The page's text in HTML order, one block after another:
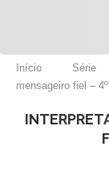
Início Série
mensageiro fiel –